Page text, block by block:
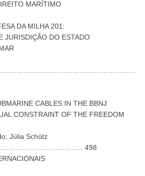
MARÍTIMO
DA MILHA 201:
JURISDIÇÃO DO ESTADO
CABLES IN THE BBNJ
CONSTRAINT OF THE FREEDOM
Júlia Schütz
498